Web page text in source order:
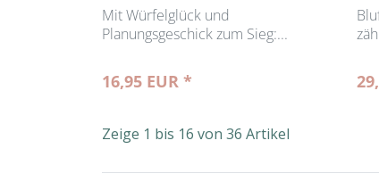
Mit Würfelglück und
Planungsgeschick zum Sieg:...
16,95 EUR *
Zeige 1 bis 16 von 36 Artikel